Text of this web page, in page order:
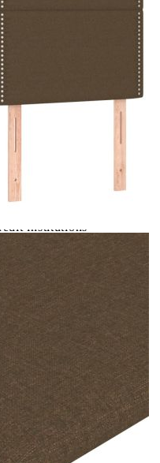
см (Ш x Д x В)
128
institutions
цел.
си с бутона "Добави в
да изберете броя
Adăugați produsul în
selecta detaliile
цел.
си с бутона "Добави в
да изберете броя
цел.